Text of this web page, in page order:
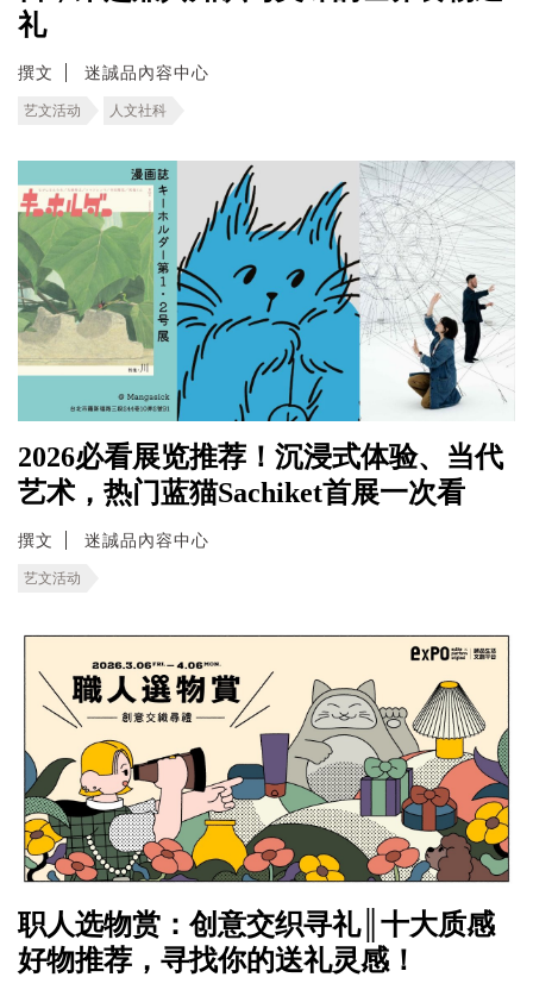
礼
撰文 迷誠品內容中心
艺文活动 人文社科
2026必看展览推荐！沉浸式体验、当代
艺术，热门蓝猫Sachiket首展一次看
撰文 迷誠品內容中心
艺文活动
职人选物赏：创意交织寻礼║十大质感
好物推荐，寻找你的送礼灵感！